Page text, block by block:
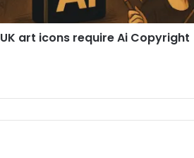
UK art icons require Ai Copyright